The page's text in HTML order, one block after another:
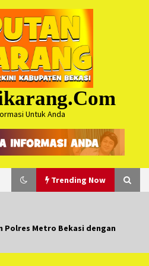
Untuk Anda
Trending Now
Kosmi Jurpala 2026 Hadirkan
Polres Metro Bekasi dengan